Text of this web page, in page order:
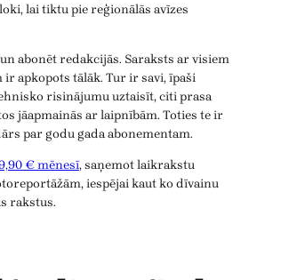
lai tiktu pie reģionālās avīzes
abonēt redakcijās. Saraksts ar visiem
apkopots tālāk. Tur ir savi, īpaši
risinājumu uztaisīt, citi prasa
jāapmainās ar laipnībām. Toties te ir
par godu gada abonementam.
€ mēnesī, saņemot laikrakstu
iespējai kaut ko dīvainu
rakstus.